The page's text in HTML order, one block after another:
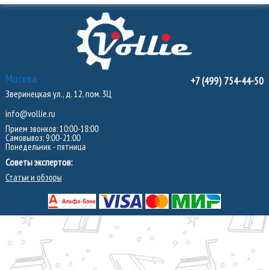
Москва
Зверинецкая ул., д. 12, пом. 3Ц
info@vollie.ru
Прием звонков: 10:00-18:00
Самовывоз: 9:00-21:00
Понедельник - пятница
Советы экспертов:
Статьи и обзоры
+7 (499) 754-44-50